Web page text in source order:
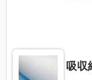
トもリ
紙は
吸収